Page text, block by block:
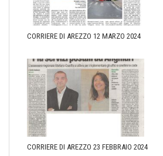
CORRIERE DI AREZZO 12 MARZO 2024
CORRIERE DI AREZZO 23 FEBBRAIO 2024